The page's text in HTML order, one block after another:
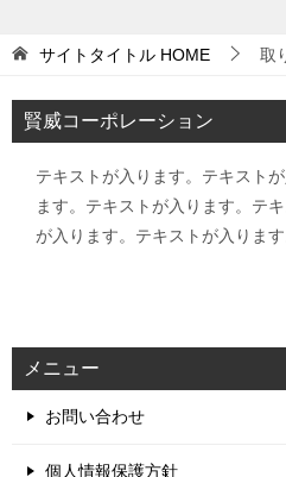
サイトタイトル HOME 取
賢威コーポレーション
テキストが入ります。テキスト
ます。テキストが入ります。テ
が入ります。テキストが入りま
メニュー
お問い合わせ
個人情報保護方針